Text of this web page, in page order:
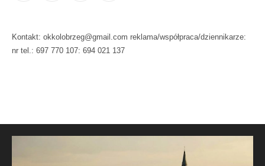
Kontakt: okkolobrzeg@gmail.com reklama/współpraca/dziennikarze:
nr tel.: 697 770 107: 694 021 137